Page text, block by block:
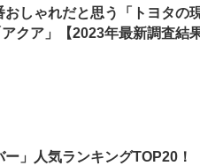
おしゃれだと思う「トヨタの
クア」【2023年最新調査結果
ー」人気ランキングTOP20